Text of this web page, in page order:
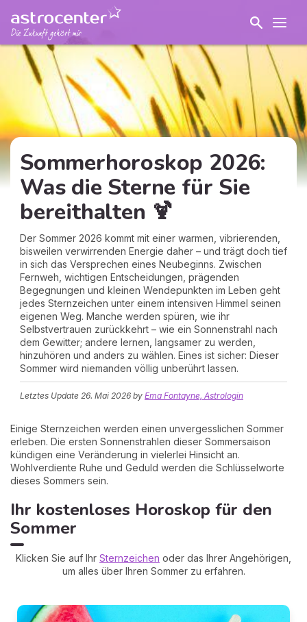
Sommerhoroskop 2026:
Was die Sterne für Sie
bereithalten 🍹
Der Sommer 2026 kommt mit einer warmen, vibrierenden,
bisweilen verwirrenden Energie daher – und trägt doch tief
in sich das Versprechen eines Neubeginns. Zwischen
Fernweh, wichtigen Entscheidungen, prägenden
Begegnungen und kleinen Wendepunkten im Leben geht
jedes Sternzeichen unter einem intensiven Himmel seinen
eigenen Weg. Manche werden spüren, wie ihr
Selbstvertrauen zurückkehrt – wie ein Sonnenstrahl nach
dem Gewitter; andere lernen, langsamer zu werden,
hinzuhören und anders zu wählen. Eines ist sicher: Dieser
Sommer wird niemanden völlig unberührt lassen.
Letztes Update 26. Mai 2026 by Ema Fontayne, Astrologin
Einige Sternzeichen werden einen unvergesslichen Sommer
erleben. Die ersten Sonnenstrahlen dieser Sommersaison
kündigen eine Veränderung in vielerlei Hinsicht an.
Wohlverdiente Ruhe und Geduld werden die Schlüsselworte
dieses Sommers sein.
Ihr kostenloses Horoskop für den
Sommer
Klicken Sie auf Ihr Sternzeichen oder das Ihrer Angehörigen,
um alles über Ihren Sommer zu erfahren.